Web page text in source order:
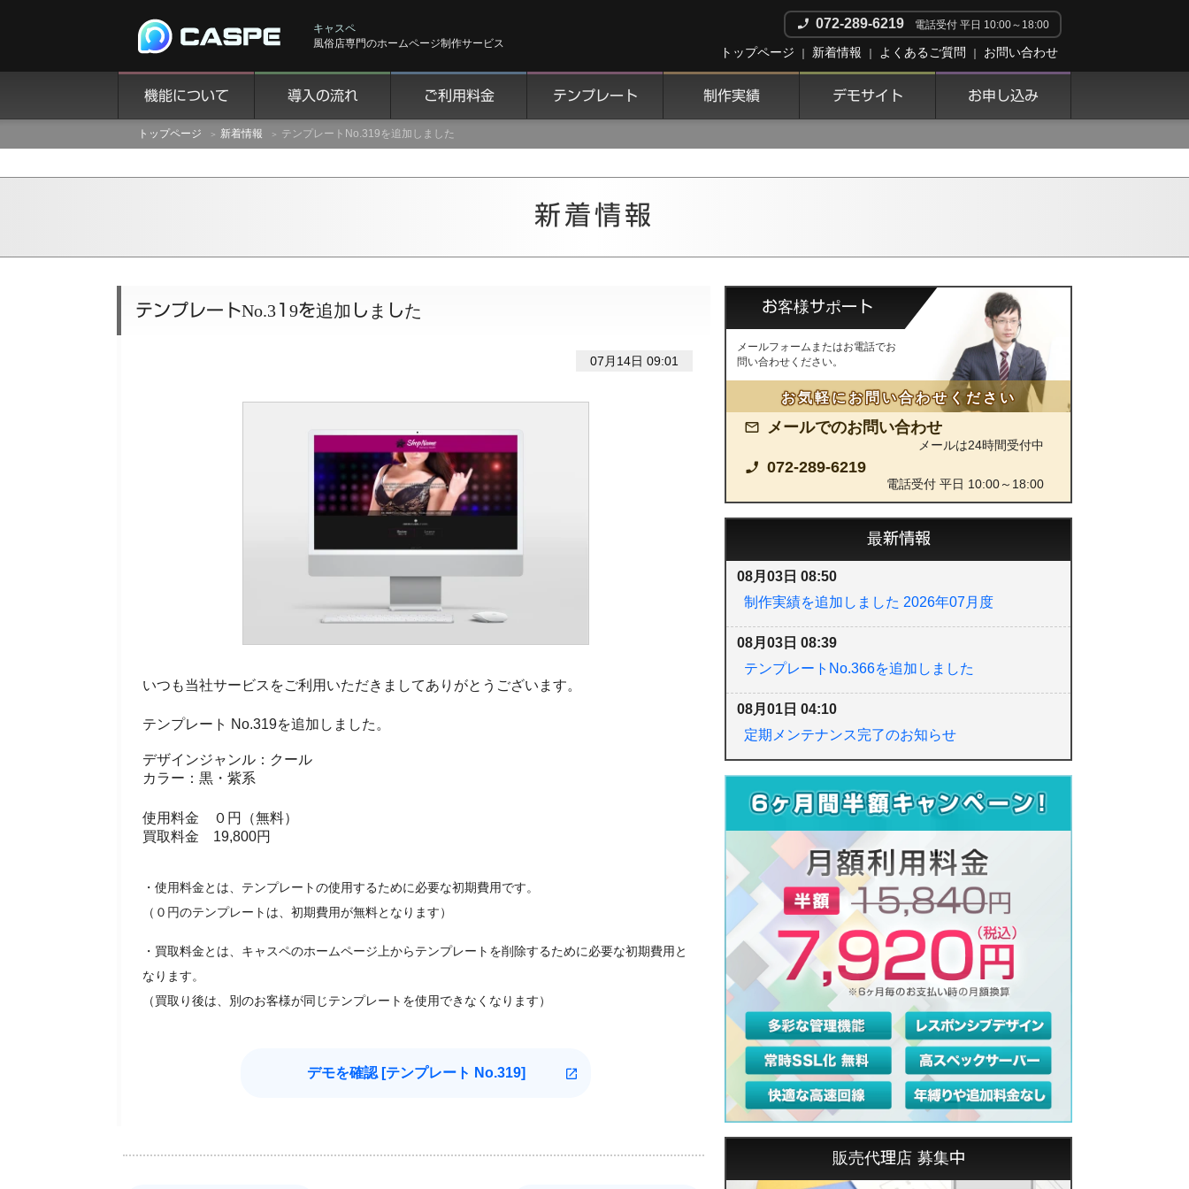
キャスペ
風俗店専門のホームページ制作サービス
072-289-6219 電話受付 平日 10:00～18:00
トップページ 新着情報 よくあるご質問 お問い合わせ
機能について 導入の流れ ご利用料金 テンプレート 制作実績 デモサイト お申し込み
トップページ 新着情報 テンプレートNo.319を追加しました
新着情報
テンプレートNo.319を追加しました
07月14日 09:01
いつも当社サービスをご利用いただきましてありがとうございます。
テンプレート No.319を追加しました。
デザインジャンル：クール
カラー：黒・紫系
使用料金 ０円（無料）
買取料金 19,800円
・使用料金とは、テンプレートの使用するために必要な初期費用です。
（０円のテンプレートは、初期費用が無料となります）
・買取料金とは、キャスペのホームページ上からテンプレートを削除するために必要な初期費用と
なります。
（買取り後は、別のお客様が同じテンプレートを使用できなくなります）
デモを確認 [テンプレート No.319]
お客様サポート
メールフォームまたはお電話でお
問い合わせください。
お気軽にお問い合わせください
メールでのお問い合わせ
メールは24時間受付中
072-289-6219
電話受付 平日 10:00～18:00
最新情報
08月03日 08:50
制作実績を追加しました 2026年07月度
08月03日 08:39
テンプレートNo.366を追加しました
08月01日 04:10
定期メンテナンス完了のお知らせ
販売代理店 募集中